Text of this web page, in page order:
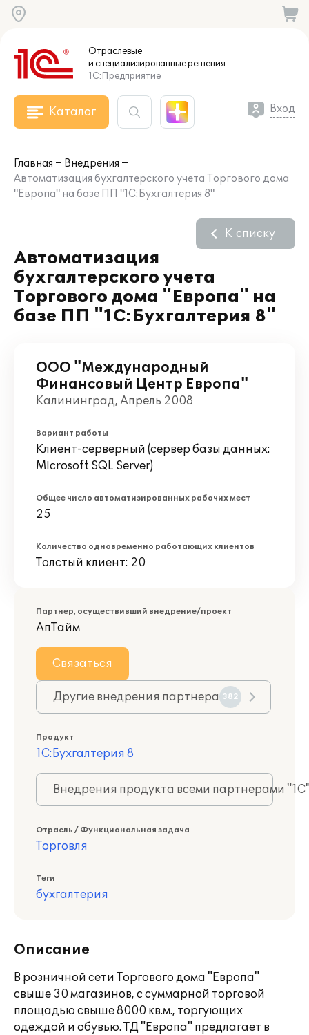
Отраслевые
и специализированныерешения
1С:Предприятие
Каталог Вход
Главная
Внедрения
Автоматизация бухгалтерского учета Торгового дома
"Европа" на базе ПП "1С:Бухгалтерия 8"
Автоматизация
бухгалтерского учета
Торгового дома "Европа" на
базе ПП "1С:Бухгалтерия 8"
К списку
ООО "Международный
Финансовый Центр Европа"
Калининград, Апрель 2008
Вариант работы
Клиент-серверный (сервер базы данных:
Microsoft SQL Server)
Общее число автоматизированных рабочих мест
25
Количество одновременно работающих клиентов
Толстый клиент: 20
Партнер, осуществивший внедрение/проект
АпТайм
Связаться
Другие внедрения партнера 382
Продукт
1С:Бухгалтерия 8
Внедрения продукта всеми партнерами
Отрасль / Функциональная задача
Торговля
Теги
бухгалтерия
Описание
В розничной сети Торгового дома "Европа"
свыше 30 магазинов, с суммарной торговой
площадью свыше 8000 кв.м., торгующих
одеждой и обувью. ТД "Европа" предлагает в